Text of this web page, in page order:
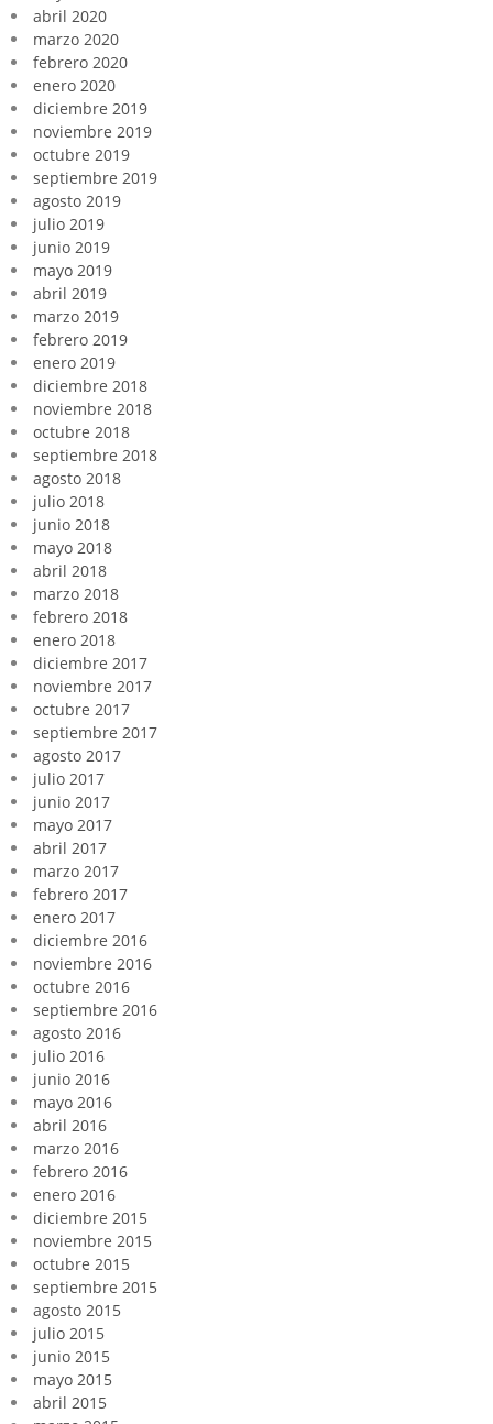
abril 2020
marzo 2020
febrero 2020
enero 2020
diciembre 2019
noviembre 2019
octubre 2019
septiembre 2019
agosto 2019
julio 2019
junio 2019
mayo 2019
abril 2019
marzo 2019
febrero 2019
enero 2019
diciembre 2018
noviembre 2018
octubre 2018
septiembre 2018
agosto 2018
julio 2018
junio 2018
mayo 2018
abril 2018
marzo 2018
febrero 2018
enero 2018
diciembre 2017
noviembre 2017
octubre 2017
septiembre 2017
agosto 2017
julio 2017
junio 2017
mayo 2017
abril 2017
marzo 2017
febrero 2017
enero 2017
diciembre 2016
noviembre 2016
octubre 2016
septiembre 2016
agosto 2016
julio 2016
junio 2016
mayo 2016
abril 2016
marzo 2016
febrero 2016
enero 2016
diciembre 2015
noviembre 2015
octubre 2015
septiembre 2015
agosto 2015
julio 2015
junio 2015
mayo 2015
abril 2015